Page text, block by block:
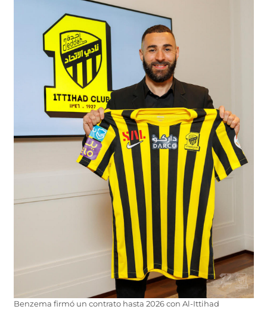
Benzema firmó un contrato hasta 2026 con Al-Ittihad